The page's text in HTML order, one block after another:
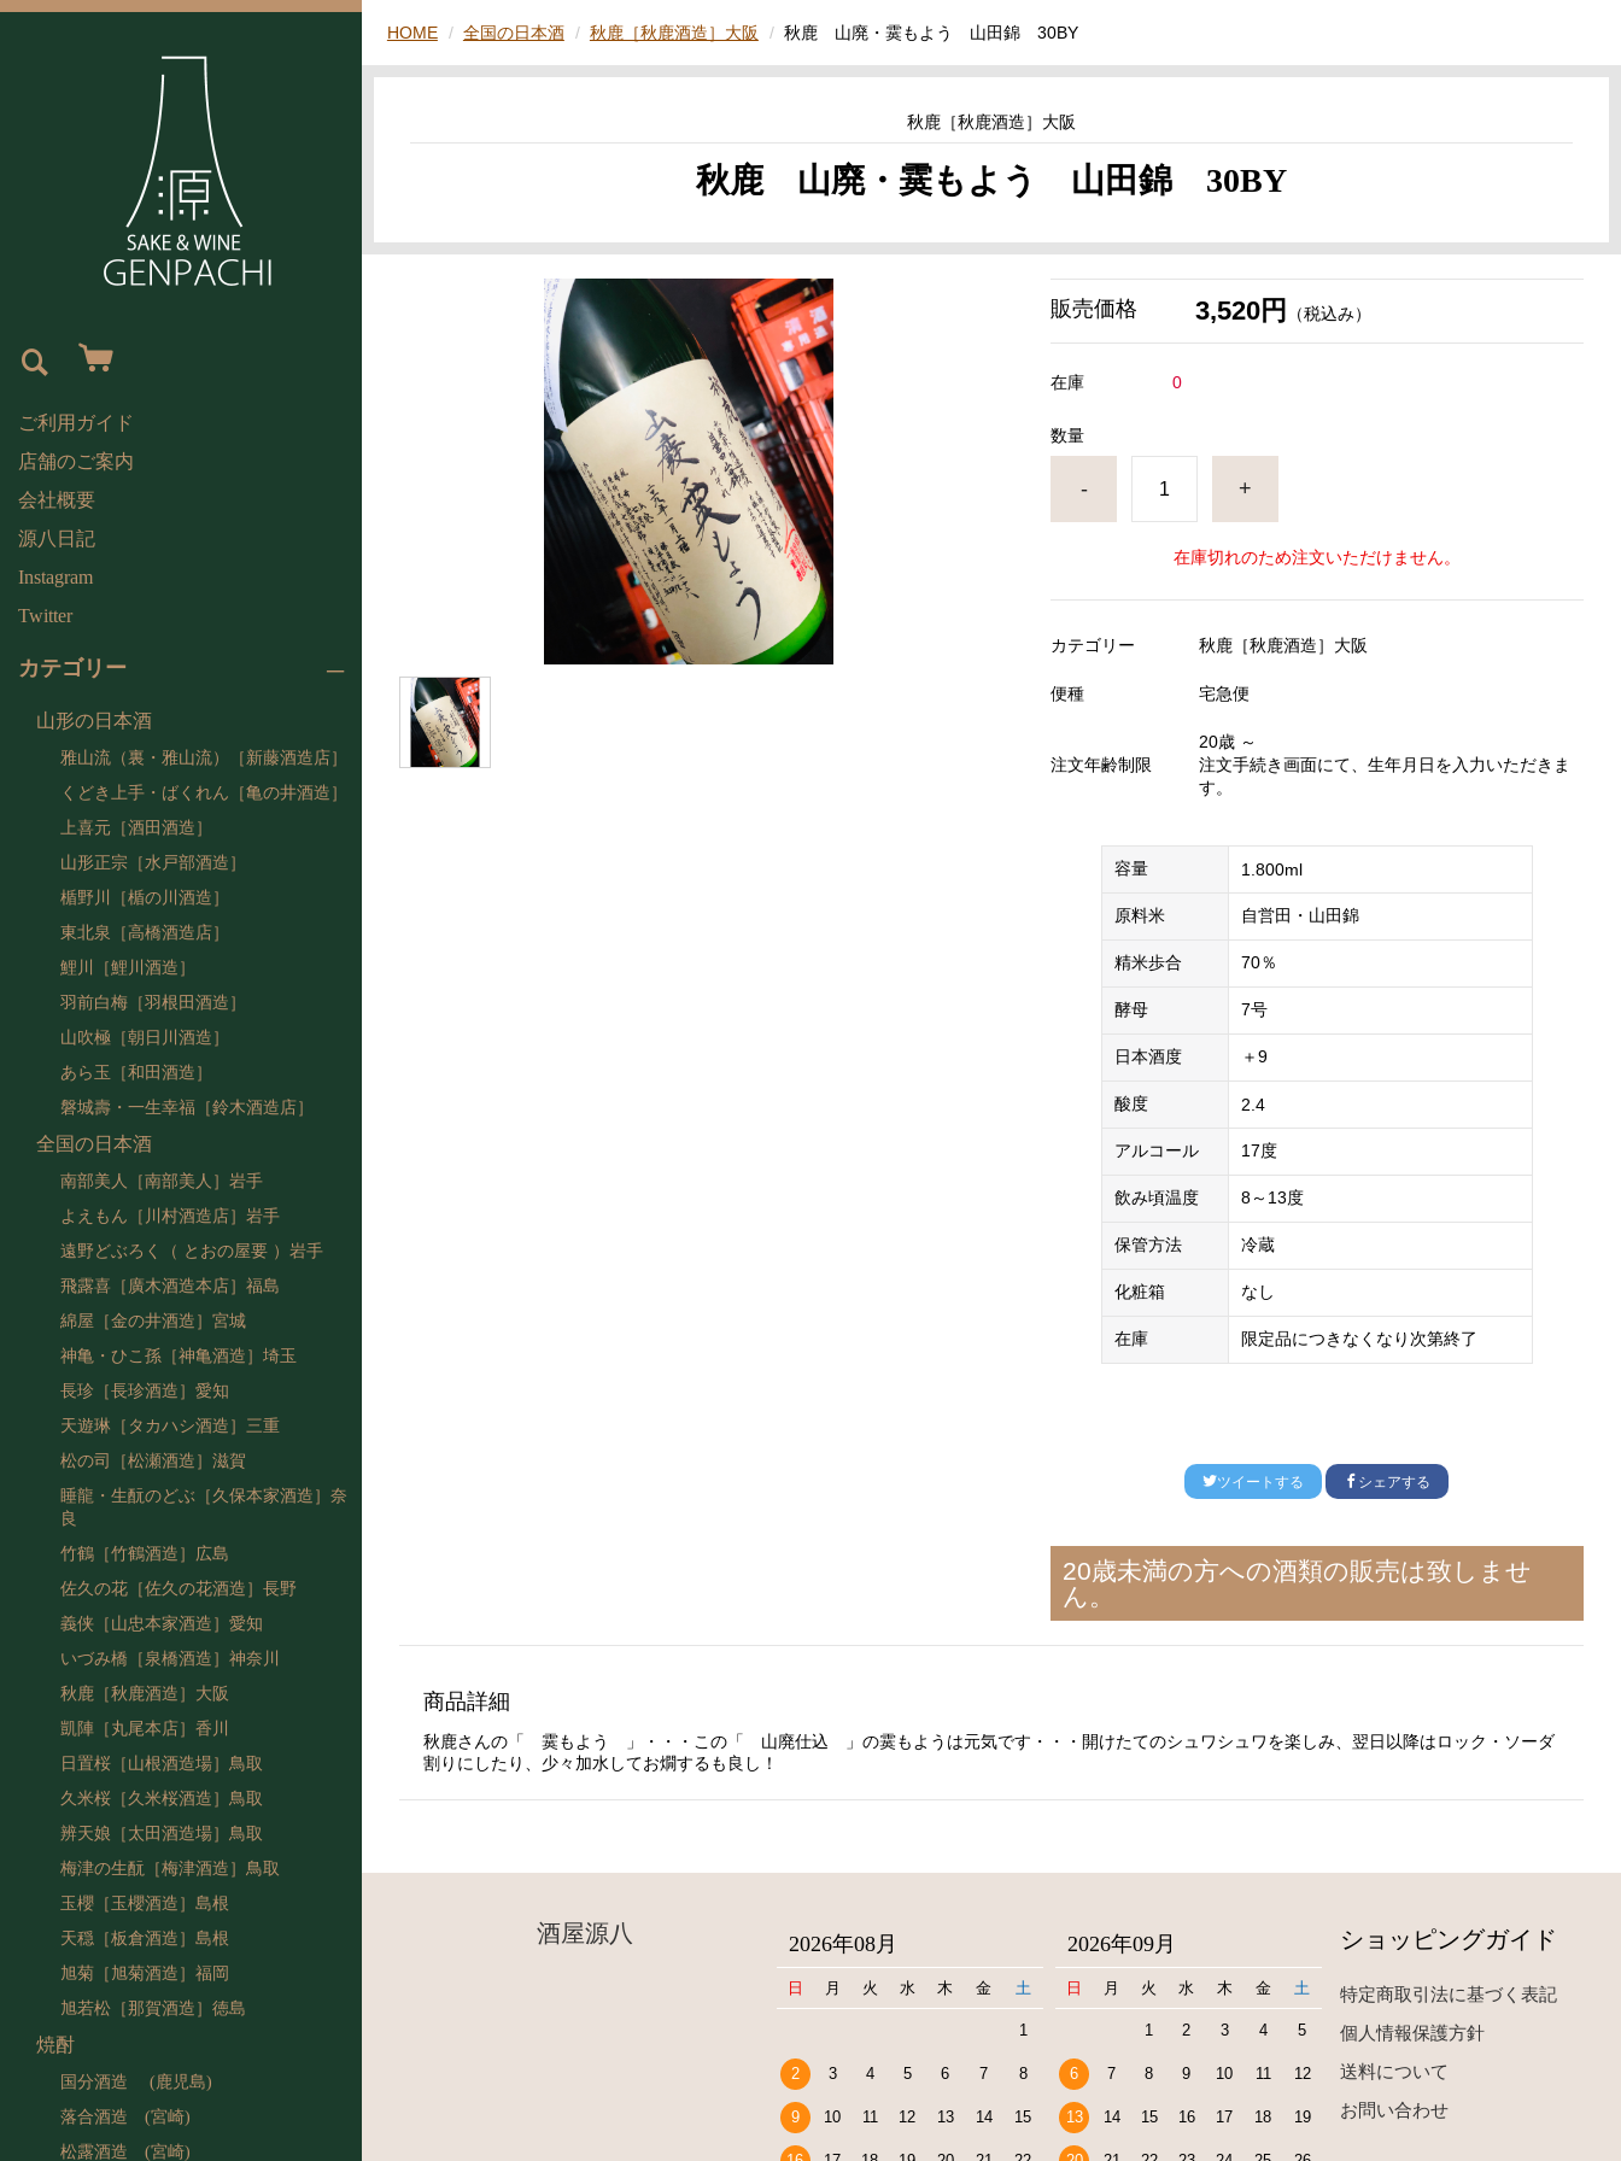
ご利用ガイド
店舗のご案内
会社概要
源八日記
Instagram
Twitter
カテゴリー
山形の日本酒
雅山流（裏・雅山流）［新藤酒造店］
くどき上手・ばくれん［亀の井酒造］
上喜元［酒田酒造］
山形正宗［水戸部酒造］
楯野川［楯の川酒造］
東北泉［高橋酒造店］
鯉川［鯉川酒造］
羽前白梅［羽根田酒造］
山吹極［朝日川酒造］
あら玉［和田酒造］
磐城壽・一生幸福［鈴木酒造店］
全国の日本酒
南部美人［南部美人］岩手
よえもん［川村酒造店］岩手
遠野どぶろく（ とおの屋要 ）岩手
飛露喜［廣木酒造本店］福島
綿屋［金の井酒造］宮城
神亀・ひこ孫［神亀酒造］埼玉
長珍［長珍酒造］愛知
天遊琳［タカハシ酒造］三重
松の司［松瀬酒造］滋賀
睡龍・生酛のどぶ［久保本家酒造］奈
良
竹鶴［竹鶴酒造］広島
佐久の花［佐久の花酒造］長野
義侠［山忠本家酒造］愛知
いづみ橋［泉橋酒造］神奈川
秋鹿［秋鹿酒造］大阪
凱陣［丸尾本店］香川
日置桜［山根酒造場］鳥取
久米桜［久米桜酒造］鳥取
辨天娘［太田酒造場］鳥取
梅津の生酛［梅津酒造］鳥取
玉櫻［玉櫻酒造］島根
天穏［板倉酒造］島根
旭菊［旭菊酒造］福岡
旭若松［那賀酒造］徳島
焼酎
国分酒造 (鹿児島)
落合酒造 (宮崎)
松露酒造 (宮崎)
HOME 全国の日本酒 秋鹿［秋鹿酒造］大阪 秋鹿 山廃・霙もよう 山田錦 30BY
秋鹿［秋鹿酒造］大阪
秋鹿 山廃・霙もよう 山田錦 30BY
販売価格 3,520円 （税込み）
在庫 0
数量
- +
在庫切れのため注文いただけません。
カテゴリー 秋鹿［秋鹿酒造］大阪
便種 宅急便
注文年齢制限
20歳 ～
注文手続き画面にて、生年月日を入力いただきま
す。
容量 1.800ml
原料米 自営田・山田錦
精米歩合 70％
酵母 7号
日本酒度 ＋9
酸度 2.4
アルコール 17度
飲み頃温度 8～13度
保管方法 冷蔵
化粧箱 なし
在庫 限定品につきなくなり次第終了
ツイートする シェアする
20歳未満の方への酒類の販売は致しませ
ん。
商品詳細
秋鹿さんの「 霙もよう 」・・・この「 山廃仕込 」の霙もようは元気です・・・開けたてのシュワシュワを楽しみ、翌日以降はロック・ソーダ
割りにしたり、少々加水してお燗するも良し！
酒屋源八 2026年08月
日 月 火 水 木 金 土
1
2 3 4 5 6 7 8
9 10 11 12 13 14 15
2026年09月
日 月 火 水 木 金 土
1 2 3 4 5
6 7 8 9 10 11 12
13 14 15 16 17 18 19
ショッピングガイド
特定商取引法に基づく表記
個人情報保護方針
送料について
お問い合わせ